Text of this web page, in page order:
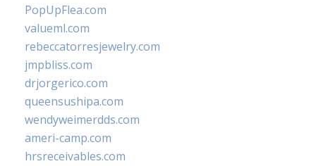
PopUpFlea.com
valueml.com
rebeccatorresjewelry.com
jmpbliss.com
drjorgerico.com
queensushipa.com
wendyweimerdds.com
ameri-camp.com
hrsreceivables.com